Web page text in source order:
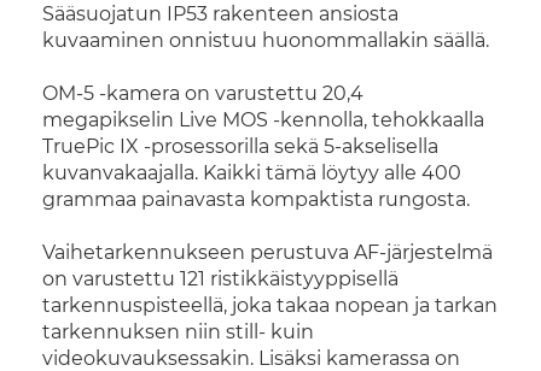
Sääsuojatun IP53 rakenteen ansiosta
kuvaaminen onnistuu huonommallakin säällä.
OM-5 -kamera on varustettu 20,4
megapikselin Live MOS -kennolla, tehokkaalla
TruePic IX -prosessorilla sekä 5-akselisella
kuvanvakaajalla. Kaikki tämä löytyy alle 400
grammaa painavasta kompaktista rungosta.
Vaihetarkennukseen perustuva AF-järjestelmä
on varustettu 121 ristikkäistyyppisellä
tarkennuspisteellä, joka takaa nopean ja tarkan
tarkennuksen niin still- kuin
videokuvauksessakin. Lisäksi kamerassa on